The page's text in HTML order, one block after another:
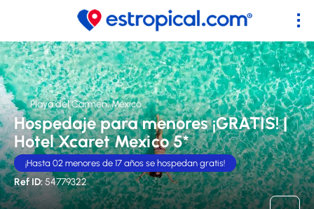
Playa del Carmen, México
Hospedaje para menores ¡GRATIS! |
Hotel Xcaret Mexico 5*
¡Hasta 02 menores de 17 años se hospedan gratis!
Ref ID:54779322